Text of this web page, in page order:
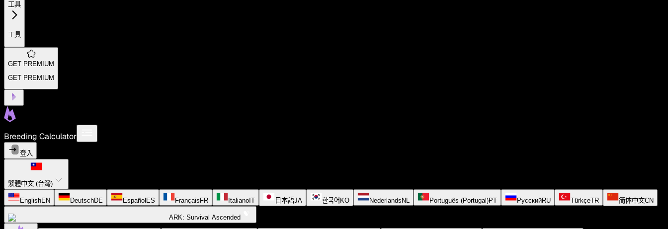
工具
工具
GET PREMIUM
GET PREMIUM
Breeding Calculator
登入
繁體中文 (台灣)
EnglishEN DeutschDE Español ES Français FR Italiano IT 日本語JA 한국어 KO Nederlands NL Português (Portugal)PT РусскийRU TürkçeTR 简体中文CN
ARK: Survival Ascended